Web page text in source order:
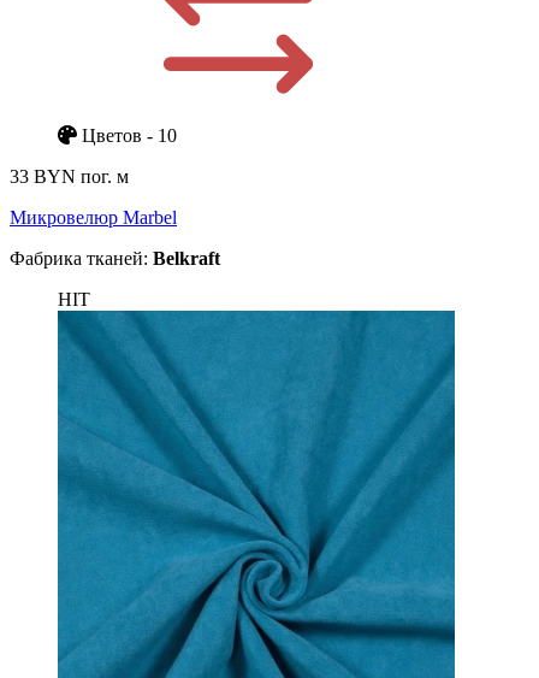
Цветов - 10
33 BYN пог. м
Микровелюр Marbel
Фабрика тканей: Belkraft
HIT